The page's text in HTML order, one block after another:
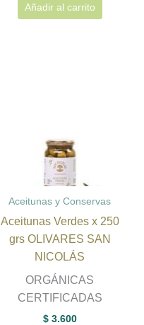
Añadir al carrito
Aceitunas y Conservas
Aceitunas Verdes x 250
grs OLIVARES SAN
NICOLÁS
ORGÁNICAS
CERTIFICADAS
$3.600